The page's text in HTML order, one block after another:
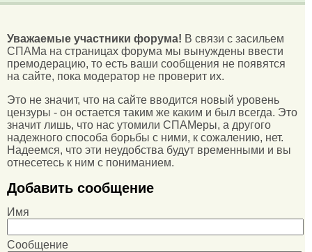
Уважаемые участники форума! В связи с засильем
СПАМа на страницах форума мы вынуждены ввести
премодерацию, то есть ваши сообщения не появятся
на сайте, пока модератор не проверит их.
Это не значит, что на сайте вводится новый уровень
цензуры - он остается таким же каким и был всегда. Это
значит лишь, что нас утомили СПАМеры, а другого
надежного способа борьбы с ними, к сожалению, нет.
Надеемся, что эти неудобства будут временными и вы
отнесетесь к ним с пониманием.
Добавить сообщение
Имя
Сообщение